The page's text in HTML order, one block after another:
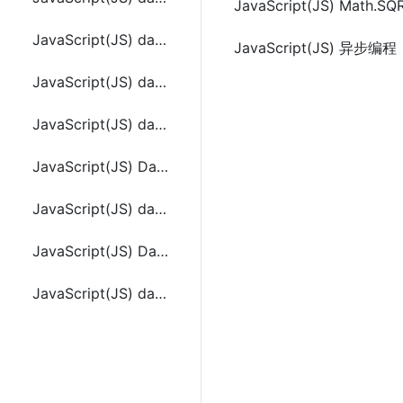
JavaScript(JS) date.toString ()
JavaScript(JS) date.toTimeString ()
JavaScript(JS) date.toUTCString()
JavaScript(JS) Date.parse(datestring)
JavaScript(JS) date.valueOf ()
JavaScript(JS) Date.year,month,day,[hours,[minutes,[seconds,[ms]]])
JavaScript(JS) date.toLocaleString()
JavaScript(JS)
JavaScript(JS) 异步编程